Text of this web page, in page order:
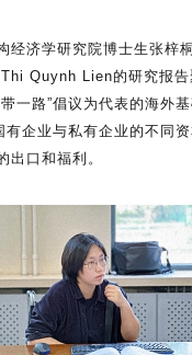
济学研究院博士生张梓
Quynh Lien的研究报
一路”倡议为代表的海外
企业与私有企业的不同
口和福利。